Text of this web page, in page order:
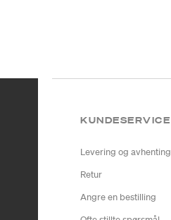
KUNDESERVICE
Levering og avhenting
Retur
Angre en bestilling